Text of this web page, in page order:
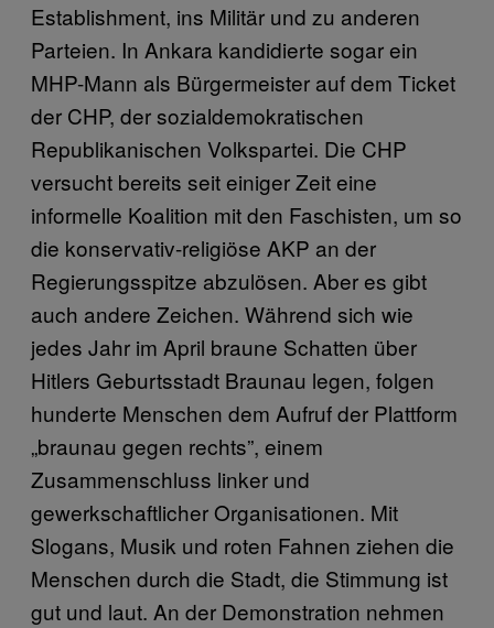
Establishment, ins Militär und zu anderen
Parteien. In Ankara kandidierte sogar ein
MHP-Mann als Bürgermeister auf dem Ticket
der CHP, der sozialdemokratischen
Republikanischen Volkspartei. Die CHP
versucht bereits seit einiger Zeit eine
informelle Koalition mit den Faschisten, um so
die konservativ-religiöse AKP an der
Regierungsspitze abzulösen. Aber es gibt
auch andere Zeichen. Während sich wie
jedes Jahr im April braune Schatten über
Hitlers Geburtsstadt Braunau legen, folgen
hunderte Menschen dem Aufruf der Plattform
„braunau gegen rechts”, einem
Zusammenschluss linker und
gewerkschaftlicher Organisationen. Mit
Slogans, Musik und roten Fahnen ziehen die
Menschen durch die Stadt, die Stimmung ist
gut und laut. An der Demonstration nehmen